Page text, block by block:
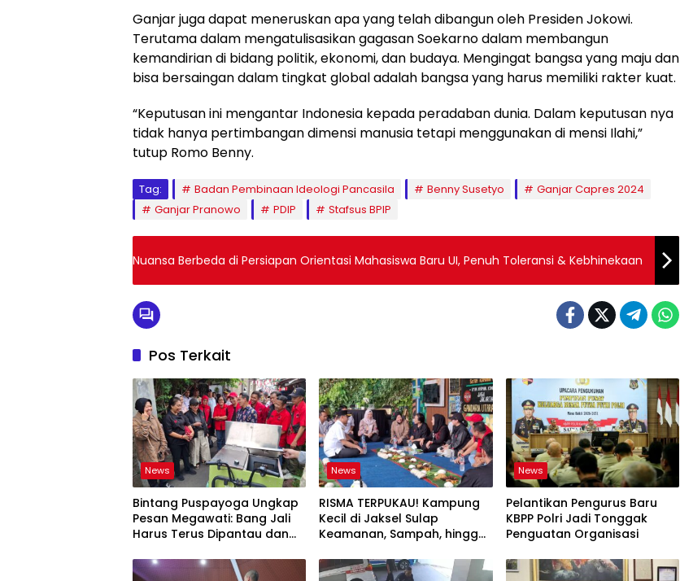
Ganjar juga dapat meneruskan apa yang telah dibangun oleh Presiden Jokowi.
Terutama dalam mengatulisasikan gagasan Soekarno dalam membangun
kemandirian di bidang politik, ekonomi, dan budaya. Mengingat bangsa yang maju dan
bisa bersaingan dalam tingkat global adalah bangsa yang harus memiliki rakter kuat.
“Keputusan ini mengantar Indonesia kepada peradaban dunia. Dalam keputusan nya
tidak hanya pertimbangan dimensi manusia tetapi menggunakan di mensi Ilahi,”
tutup Romo Benny.
Tag: Badan Pembinaan Ideologi Pancasila Benny Susetyo
Ganjar Capres 2024
Ganjar Pranowo
PDIP Stafsus BPIP
Nuansa Berbeda di Persiapan Orientasi Mahasiswa Baru UI, Penuh Toleransi & Kebhinekaan
Pos Terkait
News
Bintang Puspayoga Ungkap
Pesan Megawati: Bang Jali
Harus Terus Dipantau dan
News
RISMA TERPUKAU! Kampung
Kecil di Jaksel Sulap
Keamanan, Sampah, hingga
Sistem
News
Pelantikan Pengurus Baru
KBPP Polri Jadi Tonggak
Penguatan Organisasi